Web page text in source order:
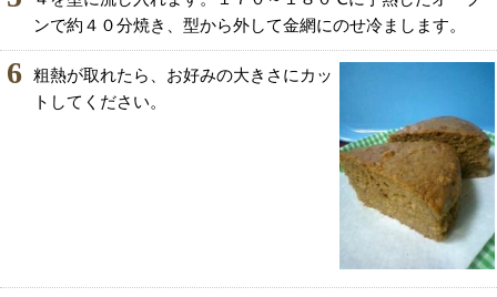
ンで約４０分焼き、型から外して金網にのせ冷まします。
6
粗熱が取れたら、お好みの大きさにカッ
トしてください。